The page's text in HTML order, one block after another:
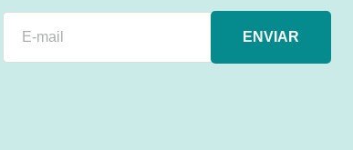
ENVIAR